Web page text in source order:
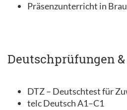
Präsenzunterricht in
Deutschprüfungen
DTZ – Deutschtest für
telc Deutsch A1–C1